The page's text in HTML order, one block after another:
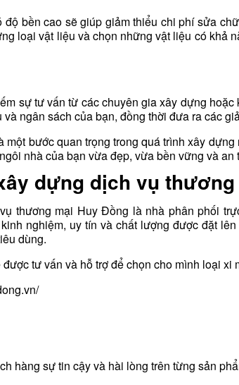
bền cao sẽ giúp giảm thiểu chi phí sửa
loại vật liệu và chọn những vật liệu có khả
sự tư vấn từ các chuyên gia xây dựng
ngân sách của bạn, đồng thời đưa ra các
bước quan trọng trong quá trình xây
nhà của bạn vừa đẹp, vừa bền vững và an
dựng dịch vụ
thương mại Huy Đồng là nhà phân phối
nghiệm, uy tín và chất lượng được đặt
dùng.
tư vấn và hỗ trợ để chọn cho mình loại xi
hàng sự tin cậy và hài lòng trên từng sản